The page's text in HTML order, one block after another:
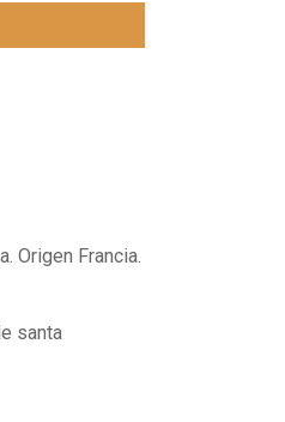
Origen Francia.
santa